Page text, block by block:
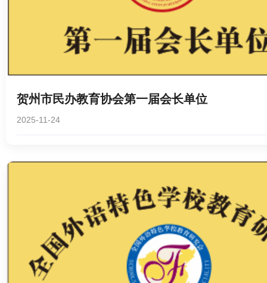
贺州市民办教育协会第一届会长单位
2025-11-24